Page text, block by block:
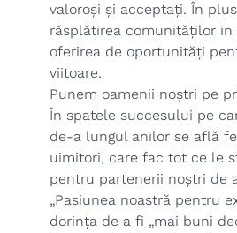
valoroși și acceptați. În
răsplătirea comunităților in
oferirea de oportunități
viitoare.
Punem oamenii noștri pe
În spatele succesului pe
de-a lungul anilor se află
uimitori, care fac tot ce le
pentru partenerii noștri de
„Pasiunea noastră pentru
dorința de a fi „mai buni